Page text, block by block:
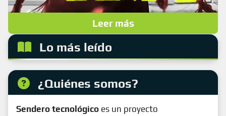
Leer más
Lo más leído
¿Quiénes somos?
Sendero tecnológico es un proyecto